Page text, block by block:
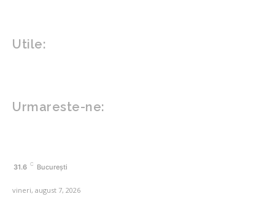
Utile:
Urmareste-ne:
31.6 C București
vineri, august 7, 2026